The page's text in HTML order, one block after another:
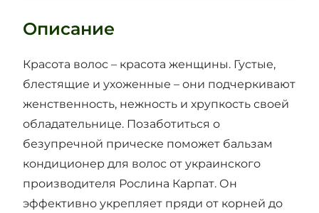
Описание
Красота волос – красота женщины. Густые,
блестящие и ухоженные – они подчеркивают
женственность, нежность и хрупкость своей
обладательнице. Позаботиться о
безупречной прическе поможет бальзам
кондиционер для волос от украинского
производителя Рослина Карпат. Он
эффективно укрепляет пряди от корней до